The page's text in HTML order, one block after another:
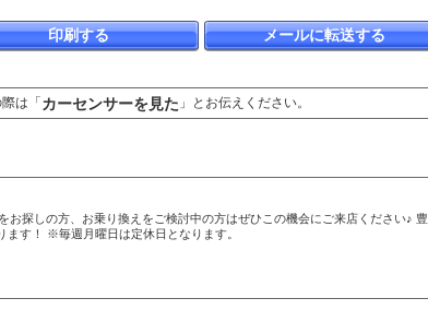
メールに転送する
印刷する
は「カーセンサーを見た 」とお伝えください。
探しの方、お乗り換えをご検討中の方はぜひこの機会にご来店ください♪ 豊
す！ ※毎週月曜日は定休日となります。